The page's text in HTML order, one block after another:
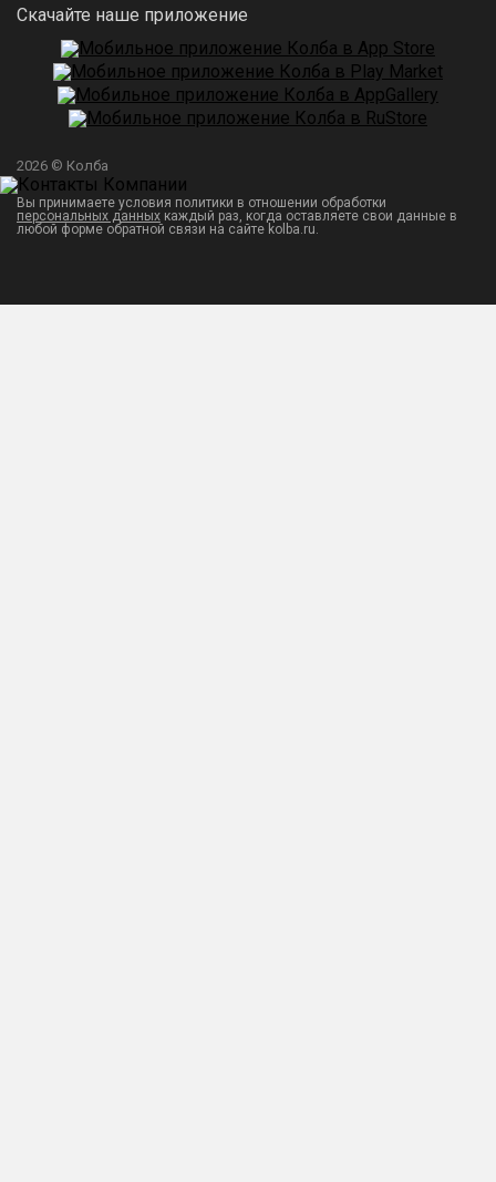
Скачайте наше приложение
2026 © Колба
Вы принимаете условия политики в отношении обработки
персональных данных каждый раз, когда оставляете свои данные в
любой форме обратной связи на сайте kolba.ru.